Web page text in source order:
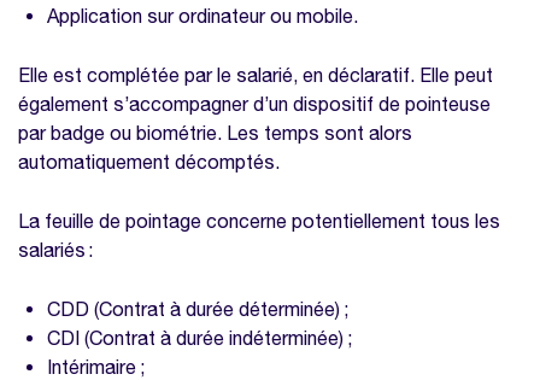
Les feuilles de pointage, un outil efficace
salariés
Limite les tâches administratives
Permet la réorganisation rapide des
Facilite le calcul des heures
Optimisez la gestion du temps de vos
équipes grâce à notre modèle gratuit de
feuille de pointage
Application sur ordinateur ou mobile.
Elle est complétée par le salarié, en déclaratif. Elle peut
également s’accompagner d’un dispositif de pointeuse
par badge ou biométrie. Les temps sont alors
automatiquement décomptés.
La feuille de pointage concerne potentiellement tous les
salariés :
CDD (Contrat à durée déterminée) ;
CDI (Contrat à durée indéterminée) ;
Intérimaire ;